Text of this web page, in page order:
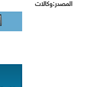
المصدر:وكالات